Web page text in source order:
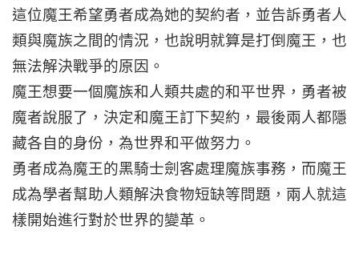
這位魔王希望勇者成為她的契約者，並告訴勇者人
類與魔族之間的情況，也說明就算是打倒魔王，也
無法解決戰爭的原因。
魔王想要一個魔族和人類共處的和平世界，勇者被
魔者說服了，決定和魔王訂下契約，最後兩人都隱
藏各自的身份，為世界和平做努力。
勇者成為魔王的黑騎士劍客處理魔族事務，而魔王
成為學者幫助人類解決食物短缺等問題，兩人就這
樣開始進行對於世界的變革。